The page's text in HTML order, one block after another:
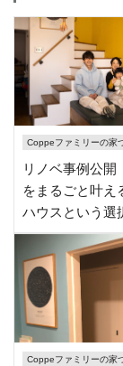
Coppeファミリーの家
リノベ事例公開
をまるごと叶え
ハウスという選
Coppeファミリーの家